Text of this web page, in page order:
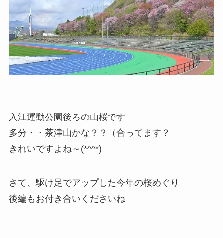
入江運動公園後ろの山桜です
多分・・茶津山かな？？（合ってます？
きれいですよね～(*^^*)
さて、駆け足でアップした今年の桜めぐり
後編もお付き合いくださいね